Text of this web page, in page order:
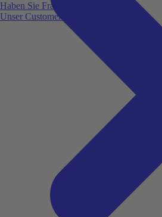
Haben Sie Fragen?
Unser Customer Service ist für Sie da!